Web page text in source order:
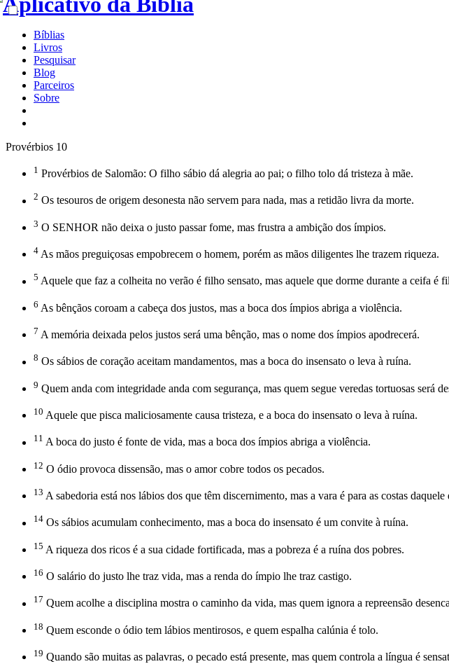
Bíblias
Livros
Pesquisar
Blog
Parceiros
Sobre
Provérbios 10
1 Provérbios de Salomão: O filho sábio dá alegria ao pai; o filho tolo dá tristeza à mãe.
2 Os tesouros de origem desonesta não servem para nada, mas a retidão livra da morte.
3 O SENHOR não deixa o justo passar fome, mas frustra a ambição dos ímpios.
4 As mãos preguiçosas empobrecem o homem, porém as mãos diligentes lhe trazem riqueza.
5 Aquele que faz a colheita no verão é filho sensato, mas aquele que dorme durante a ceifa é
6 As bênçãos coroam a cabeça dos justos, mas a boca dos ímpios abriga a violência.
7 A memória deixada pelos justos será uma bênção, mas o nome dos ímpios apodrecerá.
8 Os sábios de coração aceitam mandamentos, mas a boca do insensato o leva à ruína.
9 Quem anda com integridade anda com segurança, mas quem segue veredas tortuosas será
10 Aquele que pisca maliciosamente causa tristeza, e a boca do insensato o leva à ruína.
11 A boca do justo é fonte de vida, mas a boca dos ímpios abriga a violência.
12 O ódio provoca dissensão, mas o amor cobre todos os pecados.
13 A sabedoria está nos lábios dos que têm discernimento, mas a vara é para as costas
14 Os sábios acumulam conhecimento, mas a boca do insensato é um convite à ruína.
15 A riqueza dos ricos é a sua cidade fortificada, mas a pobreza é a ruína dos pobres.
16 O salário do justo lhe traz vida, mas a renda do ímpio lhe traz castigo.
17 Quem acolhe a disciplina mostra o caminho da vida, mas quem ignora a repreensão
18 Quem esconde o ódio tem lábios mentirosos, e quem espalha calúnia é tolo.
19 Quando são muitas as palavras, o pecado está presente, mas quem controla a língua é